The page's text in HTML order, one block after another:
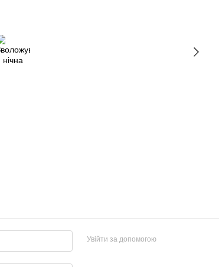
Увійти за допомогою